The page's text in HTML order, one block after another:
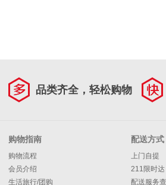
品类齐全，轻松购物
购物指南
购物流程
会员介绍
生活旅行/团购
配送方式
上门自提
211限时达
配送服务